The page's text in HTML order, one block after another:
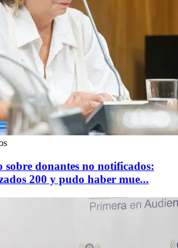
sobre donantes no notificados:
200 y pudo haber mue...